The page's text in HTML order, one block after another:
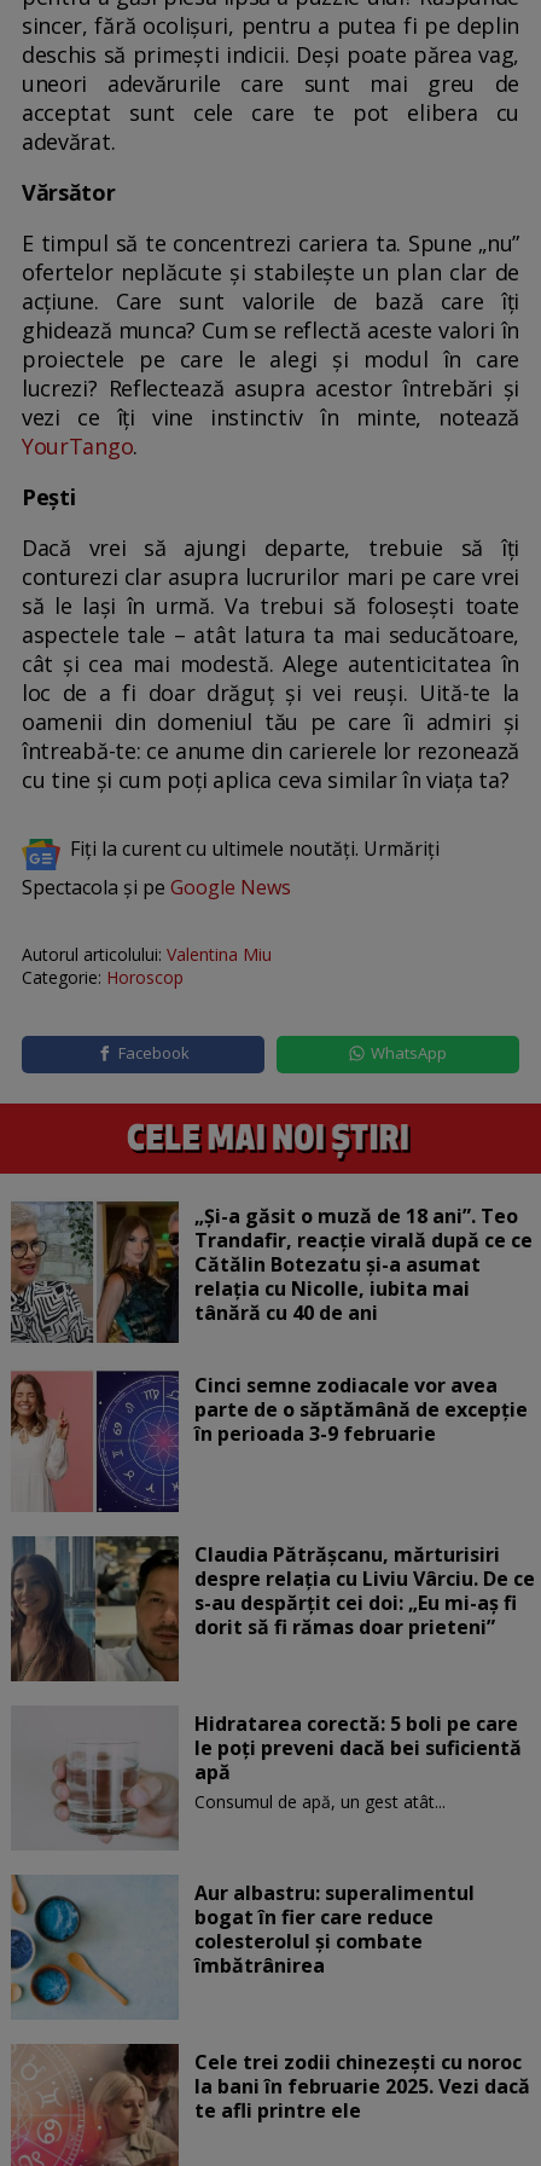
sincer, fără ocolișuri, pentru a putea fi pe deplin
deschis să primești indicii. Deși poate părea vag,
uneori adevărurile care sunt mai greu de
acceptat sunt cele care te pot elibera cu
adevărat.
Vărsător
E timpul să te concentrezi cariera ta. Spune „nu”
ofertelor neplăcute și stabilește un plan clar de
acțiune. Care sunt valorile de bază care îți
ghidează munca? Cum se reflectă aceste valori în
proiectele pe care le alegi și modul în care
lucrezi? Reflectează asupra acestor întrebări și
vezi ce îți vine instinctiv în minte, notează
YourTango.
Pești
Dacă vrei să ajungi departe, trebuie să îți
conturezi clar asupra lucrurilor mari pe care vrei
să le lași în urmă. Va trebui să folosești toate
aspectele tale – atât latura ta mai seducătoare,
cât și cea mai modestă. Alege autenticitatea în
loc de a fi doar drăguț și vei reuși. Uită-te la
oamenii din domeniul tău pe care îi admiri și
întreabă-te: ce anume din carierele lor rezonează
cu tine și cum poți aplica ceva similar în viața ta?
Fiți la curent cu ultimele noutăți. Urmăriți
Spectacola și pe Google News
Autorul articolului: Valentina Miu
Categorie: Horoscop
Facebook WhatsApp
„Și-a găsit o muză de 18 ani”. Teo
Trandafir, reacție virală după ce ce
Cătălin Botezatu și-a asumat
relația cu Nicolle, iubita mai
tânără cu 40 de ani
Cinci semne zodiacale vor avea
parte de o săptămână de excepție
în perioada 3-9 februarie
Claudia Pătrășcanu, mărturisiri
despre relația cu Liviu Vârciu. De ce
s-au despărțit cei doi: „Eu mi-aș fi
dorit să fi rămas doar prieteni”
Hidratarea corectă: 5 boli pe care
le poți preveni dacă bei suficientă
apă
Consumul de apă, un gest atât...
Aur albastru: superalimentul
bogat în fier care reduce
colesterolul și combate
îmbătrânirea
Cele trei zodii chinezești cu noroc
la bani în februarie 2025. Vezi dacă
te afli printre ele